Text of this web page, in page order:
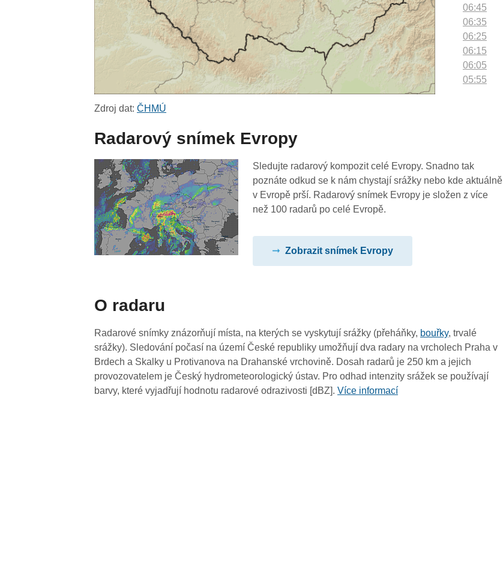
06:45
06:35
06:25
06:15
06:05
05:55
04:55
04:45
04:35
02:55
02:45
02:35
02:25
Zdroj dat:ČHMÚ
Radarový snímek Evropy
Sledujte radarový kompozit celé Evropy. Snadno tak
poznáte odkud se k nám chystají srážky nebo kde aktuálně
v Evropě prší. Radarový snímek Evropy je složen z více
než 100 radarů po celé Evropě.
Zobrazit snímek Evropy
O radaru
Radarové snímky znázorňují místa, na kterých se vyskytují srážky (přeháňky, bouřky, trvalé
srážky). Sledování počasí na území České republiky umožňují dva radary na vrcholech Praha v
Brdech a Skalky u Protivanova na Drahanské vrchovině. Dosah radarů je 250 km a jejich
provozovatelem je Český hydrometeorologický ústav. Pro odhad intenzity srážek se používají
barvy, které vyjadřují hodnotu radarové odrazivosti [dBZ].Více informací